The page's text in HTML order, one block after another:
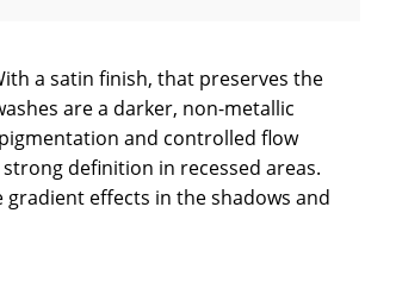
a satin finish, that preserves the
are a darker, non-metallic
and controlled flow
definition in recessed areas.
effects in the shadows and